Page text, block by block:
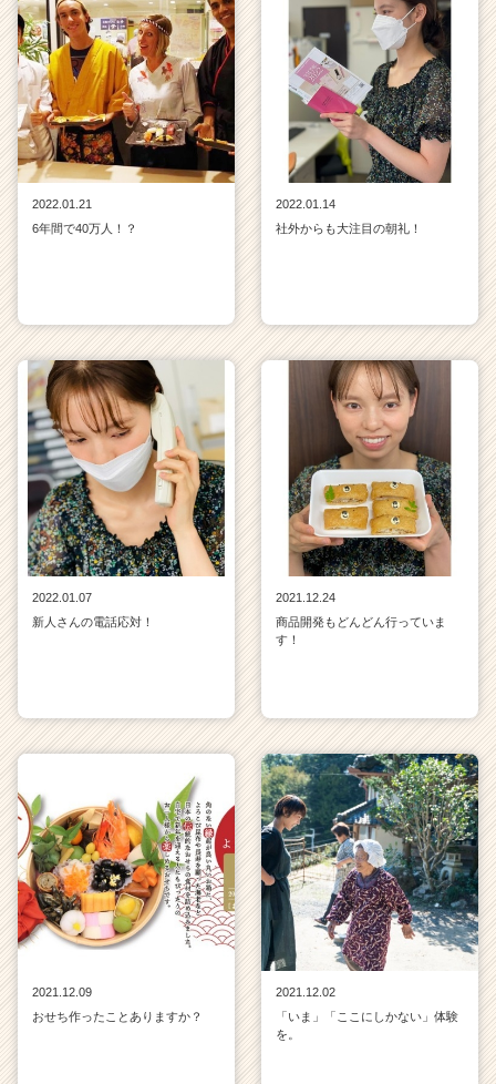
2022.01.21
6年間で40万人！？
2022.01.14
社外からも大注目の朝礼！
2022.01.07
新人さんの電話応対！
2021.12.24
商品開発もどんどん行っていま
す！
2021.12.09
おせち作ったことありますか？
2021.12.02
「いま」「ここにしかない」体験
を。